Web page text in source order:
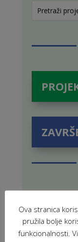
U Sisku
Ova stranica
pružila bolje
funkcionalnosti.